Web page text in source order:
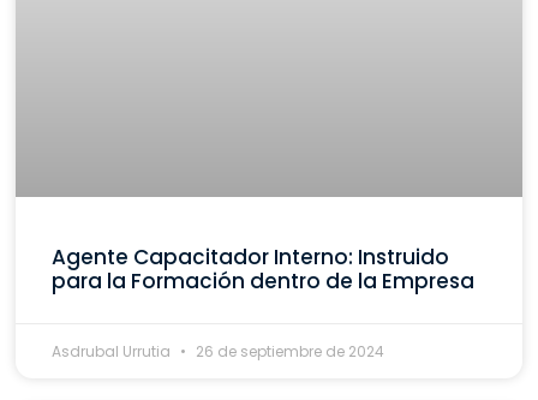
Agente Capacitador Interno: Instruido
para la Formación dentro de la Empresa
Asdrubal Urrutia 26 de septiembre de 2024